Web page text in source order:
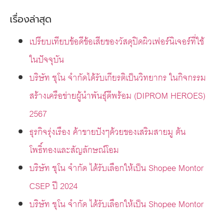
เรื่องล่าสุด
เปรียบเทียบข้อดีข้อเสียของวัสดุปิดผิวเฟอร์นิเจอร์ที่ใช้
ในปัจจุบัน
บริษัท ชุโน จำกัดได้รับเกียรติเป็นวิทยากร ในกิจกรรม
สร้างเครือข่ายผู้นำพันธุ์ดีพร้อม (DIPROM HEROES)
2567
ธุรกิจรุ่งเรือง ค้าขายปังๆด้วยของเสริมสายมู ต้น
โพธิ์ทองและสัญลักษณ์โอม
บริษัท ชุโน จำกัด ได้รับเลือกให้เป็น Shopee Montor
CSEP ปี 2024
บริษัท ชุโน จำกัด ได้รับเลือกให้เป็น Shopee Montor